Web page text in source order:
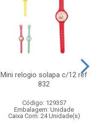
Mini relogio solapa c/12 ref
832
Código: 129357
Embalagem: Unidade
Caixa Com: 24 Unidade(s)